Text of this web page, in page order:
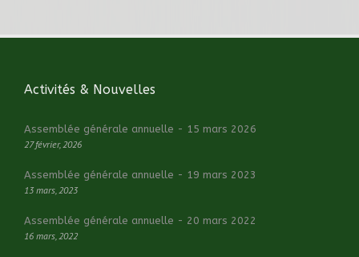
Activités & Nouvelles
Assemblée générale annuelle - 15 mars 2026
27 février, 2026
Assemblée générale annuelle - 19 mars 2023
13 mars, 2023
Assemblée générale annuelle - 20 mars 2022
16 mars, 2022